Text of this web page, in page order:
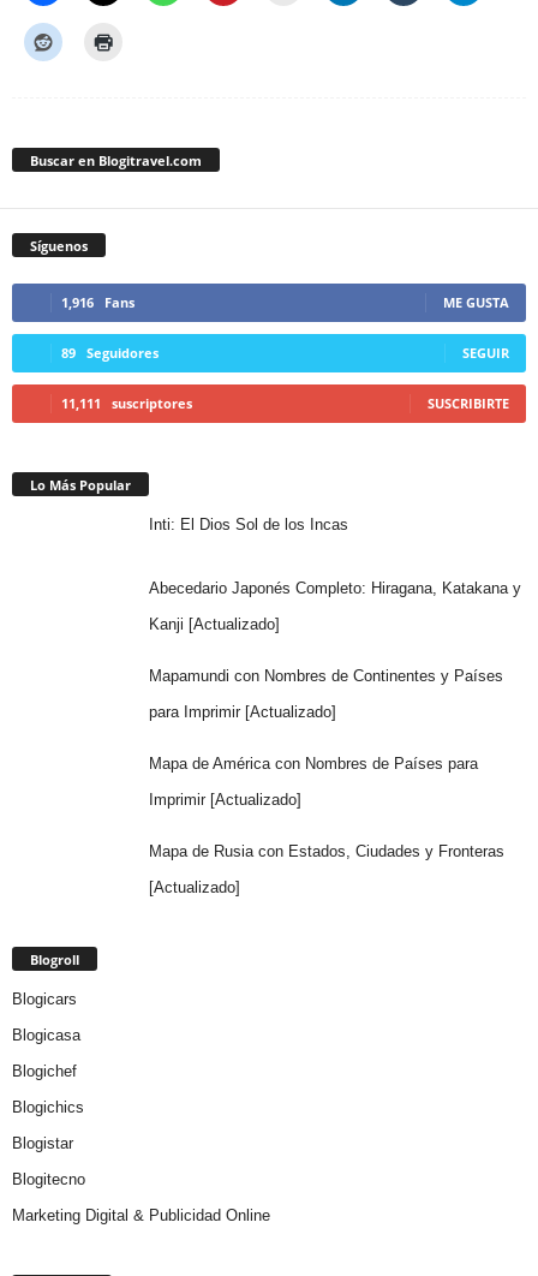
Buscar en Blogitravel.com
Síguenos
1,916 Fans ME GUSTA
89 Seguidores SEGUIR
11,111 suscriptores SUSCRIBIRTE
Lo Más Popular
Inti: El Dios Sol de los Incas
Abecedario Japonés Completo: Hiragana, Katakana y
Kanji [Actualizado]
Mapamundi con Nombres de Continentes y Países
para Imprimir [Actualizado]
Mapa de América con Nombres de Países para
Imprimir [Actualizado]
Mapa de Rusia con Estados, Ciudades y Fronteras
[Actualizado]
Blogroll
Blogicars
Blogicasa
Blogichef
Blogichics
Blogistar
Blogitecno
Marketing Digital & Publicidad Online